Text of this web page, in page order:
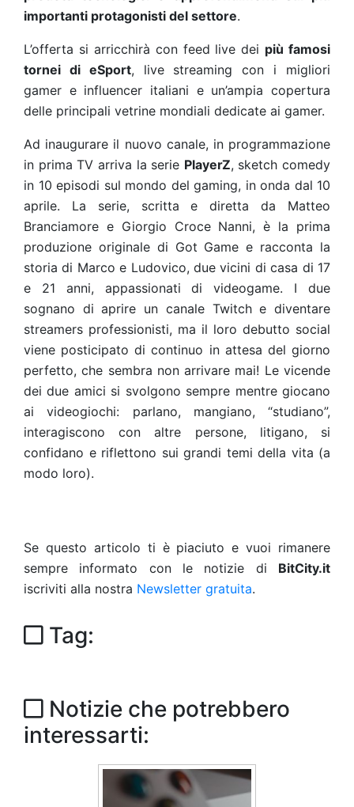
importanti protagonisti del settore.
L’offerta si arricchirà con feed live dei più famosi
tornei di eSport, live streaming con i migliori
gamer e influencer italiani e un’ampia copertura
delle principali vetrine mondiali dedicate ai gamer.
Ad inaugurare il nuovo canale, in programmazione
in prima TV arriva la serie PlayerZ, sketch comedy
in 10 episodi sul mondo del gaming, in onda dal 10
aprile. La serie, scritta e diretta da Matteo
Branciamore e Giorgio Croce Nanni, è la prima
produzione originale di Got Game e racconta la
storia di Marco e Ludovico, due vicini di casa di 17
e 21 anni, appassionati di videogame. I due
sognano di aprire un canale Twitch e diventare
streamers professionisti, ma il loro debutto social
viene posticipato di continuo in attesa del giorno
perfetto, che sembra non arrivare mai! Le vicende
dei due amici si svolgono sempre mentre giocano
ai videogiochi: parlano, mangiano, “studiano”,
interagiscono con altre persone, litigano, si
confidano e riflettono sui grandi temi della vita (a
modo loro).
Se questo articolo ti è piaciuto e vuoi rimanere
sempre informato con le notizie di BitCity.it
iscriviti alla nostra Newsletter gratuita.
Tag:
Notizie che potrebbero
interessarti: